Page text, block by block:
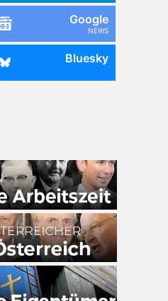
Google
NEWS
Bluesky